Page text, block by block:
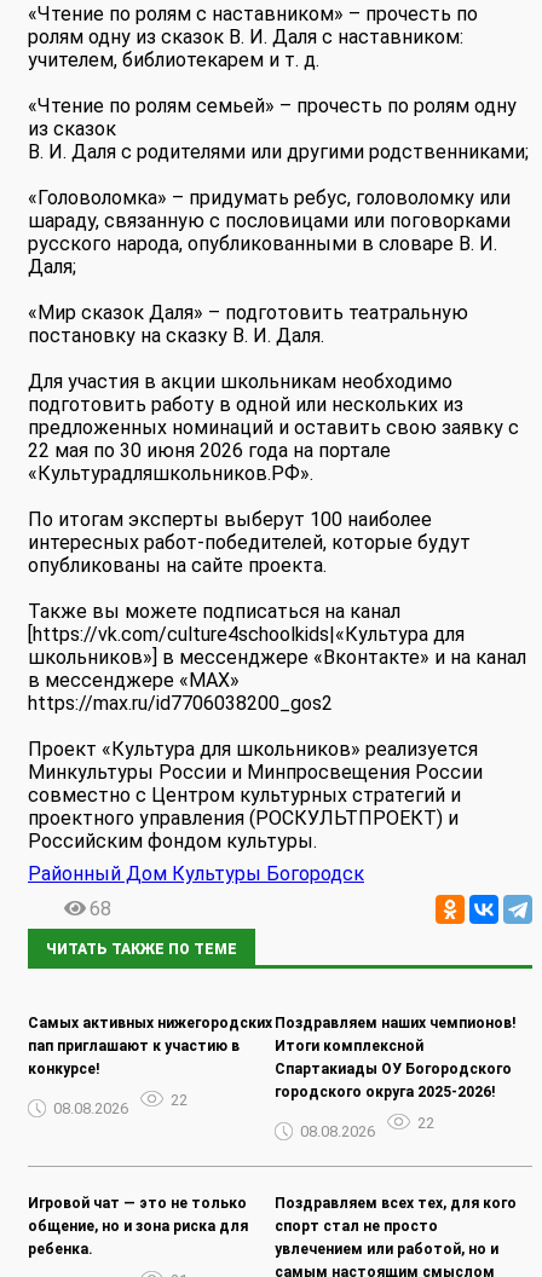
«Чтение по ролям с наставником» – прочесть по
ролям одну из сказок В. И. Даля с наставником:
учителем, библиотекарем и т. д.
«Чтение по ролям семьей» – прочесть по ролям одну
из сказок
В. И. Даля с родителями или другими родственниками;
«Головоломка» – придумать ребус, головоломку или
шараду, связанную с пословицами или поговорками
русского народа, опубликованными в словаре В. И.
Даля;
«Мир сказок Даля» – подготовить театральную
постановку на сказку В. И. Даля.
Для участия в акции школьникам необходимо
подготовить работу в одной или нескольких из
предложенных номинаций и оставить свою заявку с
22 мая по 30 июня 2026 года на портале
«Культурадляшкольников.РФ».
По итогам эксперты выберут 100 наиболее
интересных работ-победителей, которые будут
опубликованы на сайте проекта.
Также вы можете подписаться на канал
[https://vk.com/culture4schoolkids|«Культура для
школьников»] в мессенджере «Вконтакте» и на канал
в мессенджере «МАХ»
https://max.ru/id7706038200_gos2
Проект «Культура для школьников» реализуется
Минкультуры России и Минпросвещения России
совместно с Центром культурных стратегий и
проектного управления (РОСКУЛЬТПРОЕКТ) и
Российским фондом культуры.
Районный Дом Культуры Богородск
68
ЧИТАТЬ ТАКЖЕ ПО ТЕМЕ
Самых активных нижегородских
пап приглашают к участию в
конкурсе!
08.08.2026 22
Поздравляем наших чемпионов!
Итоги комплексной
Спартакиады ОУ Богородского
городского округа 2025-2026!
08.08.2026 22
Игровой чат — это не только
общение, но и зона риска для
ребенка.
Поздравляем всех тех, для кого
спорт стал не просто
увлечением или работой, но и
самым настоящим смыслом